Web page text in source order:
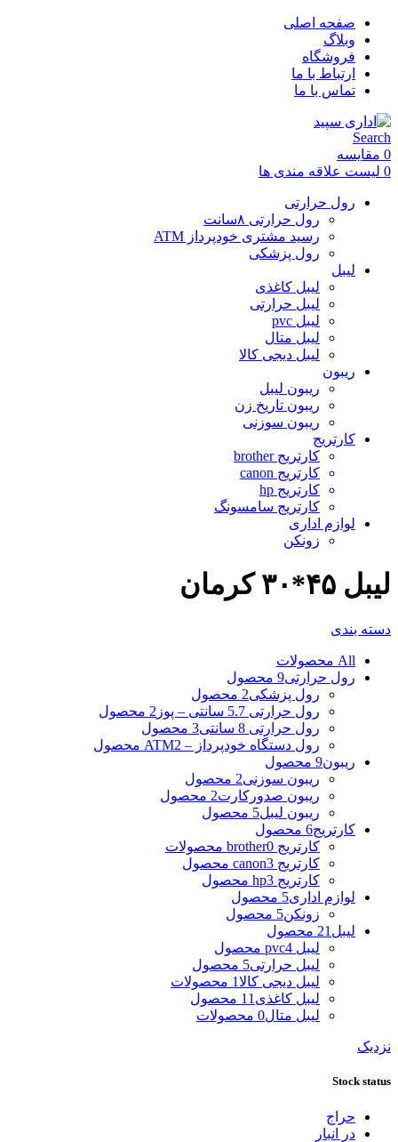
صفحه اصلی
وبلاگ
فروشگاه
ارتباط با ما
تماس با ما
Search
0 مقایسه
0 لیست علاقه مندی ها
رول حرارتی
رول حرارتی ۸سانت
رسید مشتری خودپرداز ATM
رول پزشکی
لیبل
لیبل کاغذی
لیبل حرارتی
لیبل pvc
لیبل متال
لیبل دیجی کالا
ریبون
ریبون لیبل
ریبون تاریخ زن
ریبون سوزنی
کارتریج
کارتریج brother
کارتریج canon
کارتریج hp
کارتریج سامسونگ
لوازم اداری
زونکن
لیبل ۴۵*۳۰ کرمان
دسته بندی
All محصولات
رول حرارتی9 محصول
رول پزشکی2 محصول
رول حرارتی 5.7 سانتی – پوز
2 محصول
رول حرارتی 8 سانتی
3 محصول
رول دستگاه خودپرداز – ATM 2 محصول
ریبون9 محصول
ریبون سوزنی2 محصول
ریبون صدورکارت2 محصول
ریبون لیبل5 محصول
کارتریج6 محصول
کارتریج brother 0 محصولات
کارتریج canon 3 محصول
کارتریج hp 3 محصول
لوازم اداری5 محصول
زونکن5 محصول
لیبل 21 محصول
لیبل pvc 4 محصول
لیبل حرارتی5 محصول
لیبل دیجی کالا1 محصولات
لیبل کاغذی 11 محصول
لیبل متال0 محصولات
نزدیک
Stock status
حراج
در انبار